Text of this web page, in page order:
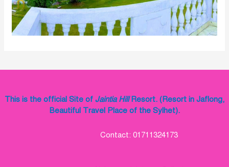
This is the official Site of Jaintia HillResort. (Resort in Jaflong,
Beautiful Travel Place of the Sylhet).
Contact: 01711324173